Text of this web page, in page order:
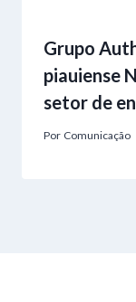
Grupo
piauiense
setor de
Por Comunicação